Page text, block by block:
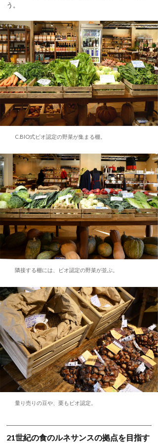
う。
C.BIO式ビオ認定の野菜が集まる棚。
隣接する棚には、ビオ認定の野菜が並ぶ。
量り売りの豆や、栗もビオ認定。
21世紀の食のルネサンスの拠点を目指す